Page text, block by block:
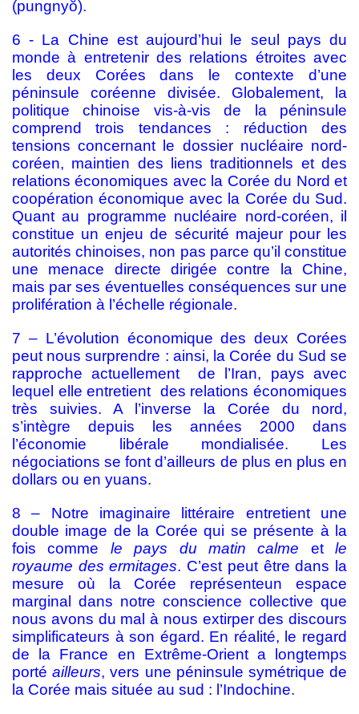
(pungnyŏ).
6 - La Chine est aujourd’hui le seul pays du
monde à entretenir des relations étroites avec
les deux Corées dans le contexte d’une
péninsule coréenne divisée. Globalement, la
politique chinoise vis-à-vis de la péninsule
comprend trois tendances : réduction des
tensions concernant le dossier nucléaire nord-
coréen, maintien des liens traditionnels et des
relations économiques avec la Corée du Nord et
coopération économique avec la Corée du Sud.
Quant au programme nucléaire nord-coréen, il
constitue un enjeu de sécurité majeur pour les
autorités chinoises, non pas parce qu’il constitue
une menace directe dirigée contre la Chine,
mais par ses éventuelles conséquences sur une
prolifération à l’échelle régionale.
7 – L’évolution économique des deux Corées
peut nous surprendre : ainsi, la Corée du Sud se
rapproche actuellement de l’Iran, pays avec
lequel elle entretient des relations économiques
très suivies. A l’inverse la Corée du nord,
s’intègre depuis les années 2000 dans
l’économie libérale mondialisée. Les
négociations se font d’ailleurs de plus en plus en
dollars ou en yuans.
8 – Notre imaginaire littéraire entretient une
double image de la Corée qui se présente à la
fois comme le pays du matin calme et le
royaume des ermitages. C’est peut être dans la
mesure où la Corée représenteun espace
marginal dans notre conscience collective que
nous avons du mal à nous extirper des discours
simplificateurs à son égard. En réalité, le regard
de la France en Extrême-Orient a longtemps
portéailleurs, vers une péninsule symétrique de
la Corée mais située au sud : l’Indochine.